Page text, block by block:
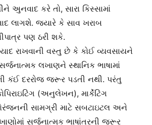
અુનવાદ કરે તો, સારા કિસ્સામાં
લાગશે. જ્યારે કે સાવ ખરાબ
પણ ઠરી શકે.
રાખવાની વસ્તુ છે કે કોઈ વ્યવસાયને
લખાણને સ્થાનિક ભાષામાં
કંઈ દરરોજ જરૂર પડતી નથી. પરંતુ
(અનુલેખન), માર્કેટિંગ
સામગ્રી માટે સબટાઇટલ અને
સર્જનાત્મક ભાષાંતરની જરૂર